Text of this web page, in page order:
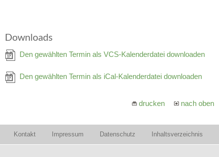
Downloads
Den gewählten Termin als VCS-Kalenderdatei downloaden
Den gewählten Termin als iCal-Kalenderdatei downloaden
drucken nach oben
Kontakt Impressum Datenschutz Inhaltsverzeichnis